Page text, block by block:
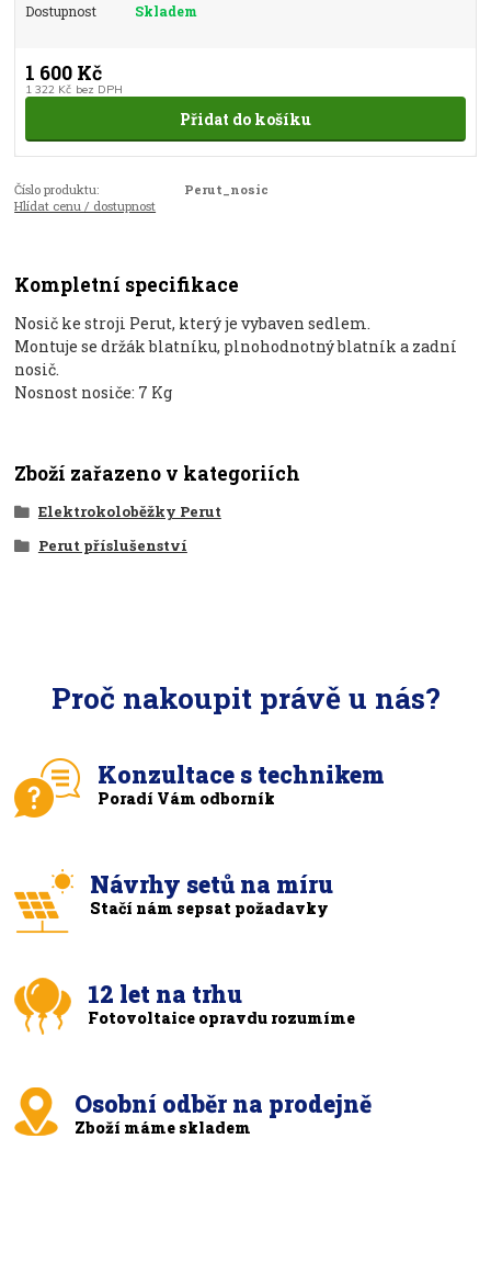
Dostupnost Skladem
1 600 Kč
1 322 Kč bez DPH
Přidat do košíku
Číslo produktu:
Perut_nosic
Hlídat cenu / dostupnost
Kompletní specifikace
Nosič ke stroji Perut, který je vybaven sedlem.
Montuje se držák blatníku, plnohodnotný blatník a zadní
nosič.
Nosnost nosiče: 7 Kg
Zboží zařazeno v kategoriích
Elektrokoloběžky Perut
Perut příslušenství
Proč nakoupit právě u nás?
Konzultace s technikem
Poradí Vám odborník
Návrhy setů na míru
Stačí nám sepsat požadavky
12 let na trhu
Fotovoltaice opravdu rozumíme
Osobní odběr na prodejně
Zboží máme skladem